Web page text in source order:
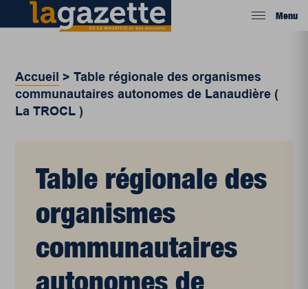
Menu
Accueil >Table régionale des organismes
communautaires autonomes de Lanaudière (
La TROCL )
Table régionale des
organismes
communautaires
autonomes de